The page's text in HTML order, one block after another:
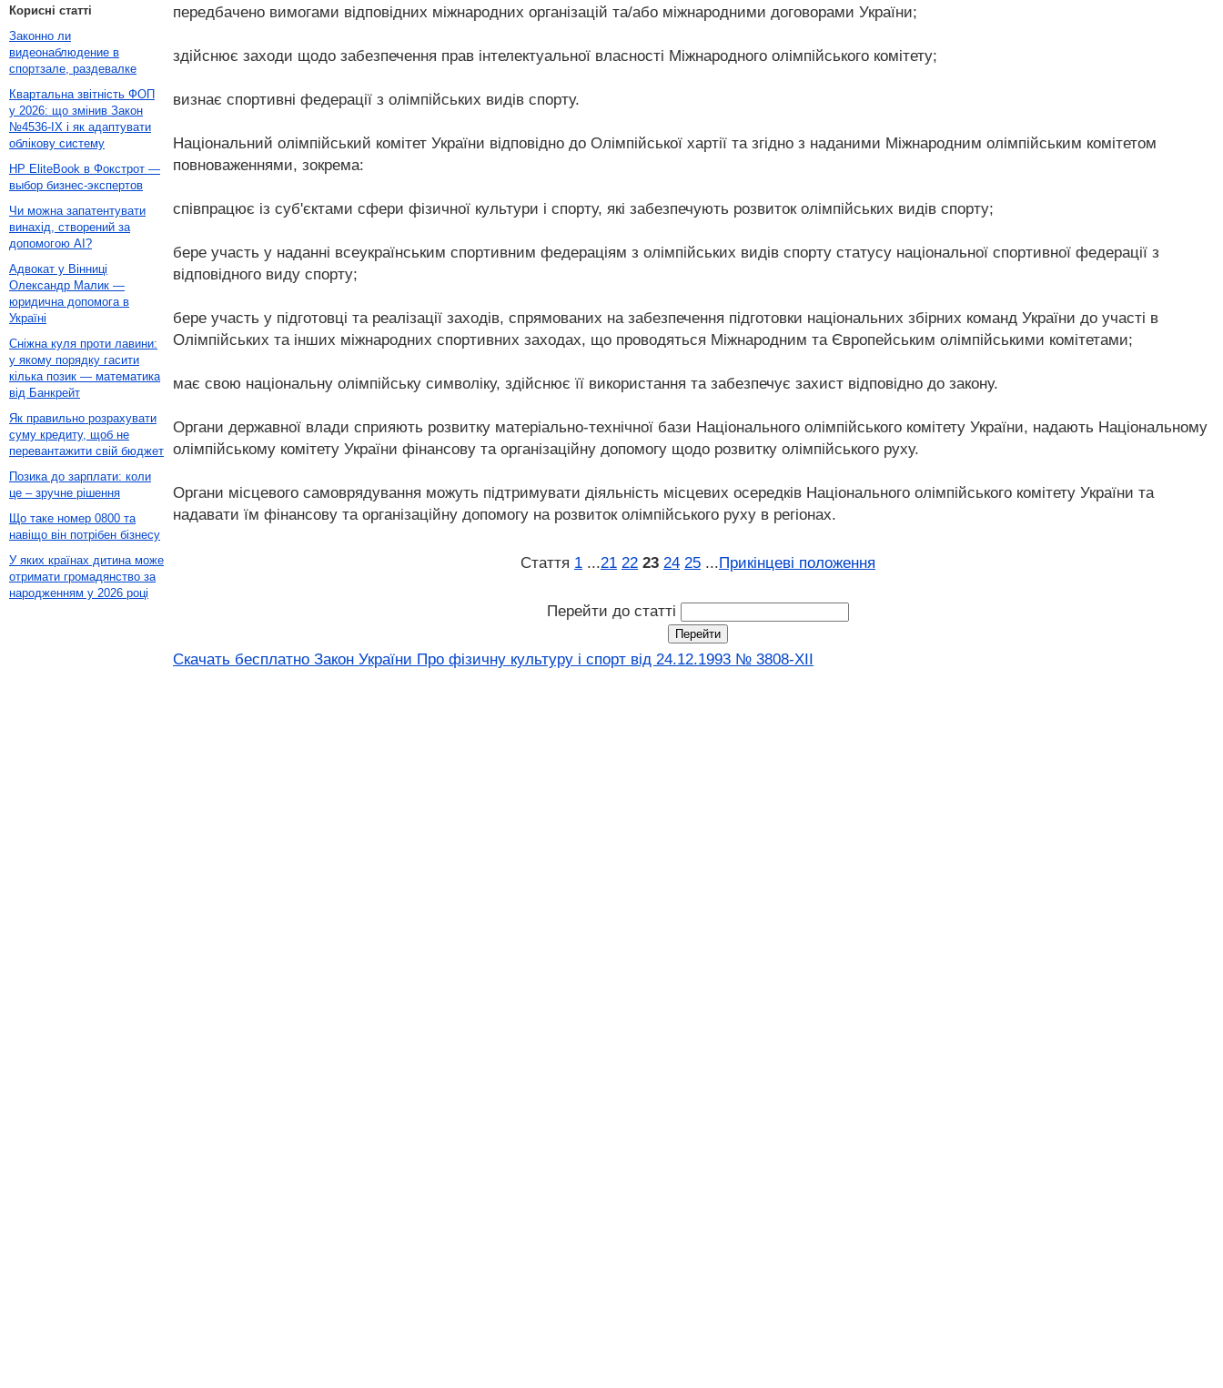
передбачено вимогами відповідних міжнародних організацій та/або міжнародними договорами України;
здійснює заходи щодо забезпечення прав інтелектуальної власності Міжнародного олімпійського комітету;
визнає спортивні федерації з олімпійських видів спорту.
Національний олімпійський комітет України відповідно до Олімпійської хартії та згідно з наданими Міжнародним олімпійським комітетом
повноваженнями, зокрема:
співпрацює із суб'єктами сфери фізичної культури і спорту, які забезпечують розвиток олімпійських видів спорту;
бере участь у наданні всеукраїнським спортивним федераціям з олімпійських видів спорту статусу національної спортивної федерації з
відповідного виду спорту;
бере участь у підготовці та реалізації заходів, спрямованих на забезпечення підготовки національних збірних команд України до участі в
Олімпійських та інших міжнародних спортивних заходах, що проводяться Міжнародним та Європейським олімпійськими комітетами;
має свою національну олімпійську символіку, здійснює її використання та забезпечує захист відповідно до закону.
Органи державної влади сприяють розвитку матеріально-технічної бази Національного олімпійського комітету України, надають Національному
олімпійському комітету України фінансову та організаційну допомогу щодо розвитку олімпійського руху.
Органи місцевого самоврядування можуть підтримувати діяльність місцевих осередків Національного олімпійського комітету України та
надавати їм фінансову та організаційну допомогу на розвиток олімпійського руху в регіонах.
Стаття 1 ...21 22 23 24 25 ...Прикінцеві положення
Перейти до статті
Скачать бесплатно Закон України Про фізичну культуру і спорт від 24.12.1993 № 3808-XII
Корисні статті
Законно ли
видеонаблюдение в
спортзале, раздевалке
Квартальна звітність ФОП
у 2026: що змінив Закон
№4536-IX і як адаптувати
облікову систему
HP EliteBook в Фокстрот —
выбор бизнес-экспертов
Чи можна запатентувати
винахід, створений за
допомогою AI?
Адвокат у Вінниці
Олександр Малик —
юридична допомога в
Україні
Сніжна куля проти лавини:
у якому порядку гасити
кілька позик — математика
від Банкрейт
Як правильно розрахувати
суму кредиту, щоб не
перевантажити свій бюджет
Позика до зарплати: коли
це – зручне рішення
Що таке номер 0800 та
навіщо він потрібен бізнесу
У яких країнах дитина може
отримати громадянство за
народженням у 2026 році